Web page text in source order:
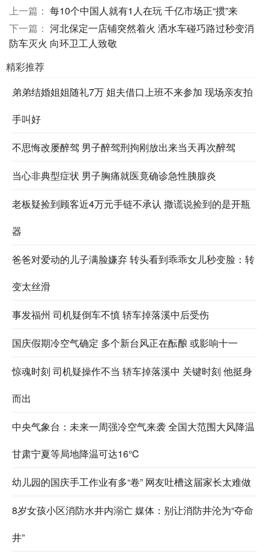
上一篇： 每10个中国人就有1人在玩 千亿市场正“掼”来
下一篇： 河北保定一店铺突然着火 洒水车碰巧路过秒变消
防车灭火 向环卫工人致敬
精彩推荐
弟弟结婚姐姐随礼7万 姐夫借口上班不来参加 现场亲友拍
手叫好
不思悔改屡醉驾 男子醉驾刑拘刚放出来当天再次醉驾
当心非典型症状 男子胸痛就医竟确诊急性胰腺炎
老板疑捡到顾客近4万元手链不承认 撒谎说捡到的是开瓶
器
爸爸对爱动的儿子满脸嫌弃 转头看到乖乖女儿秒变脸：转
变太丝滑
事发福州 司机疑倒车不慎 轿车掉落溪中后受伤
国庆假期冷空气确定 多个新台风正在酝酿 或影响十一
惊魂时刻 司机疑操作不当 轿车掉落溪中 关键时刻 他挺身
而出
中央气象台：未来一周强冷空气来袭 全国大范围大风降温
甘肃宁夏等局地降温可达16℃
幼儿园的国庆手工作业有多“卷” 网友吐槽这届家长太难做
8岁女孩小区消防水井内溺亡 媒体：别让消防井沦为“夺命
井”